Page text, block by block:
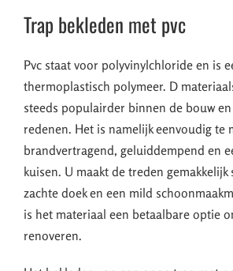
Trap bekleden met pvc
Pvc staat voor polyvinylchloride en is
thermoplastisch polymeer. D
steeds populairder binnen de bouw
redenen. Het is namelijk eenvoudig te
brandvertragend, geluiddempend en
kuisen. U maakt de treden gemakkelijk
zachte doek en een mild
is het materiaal een betaalbare optie
renoveren.